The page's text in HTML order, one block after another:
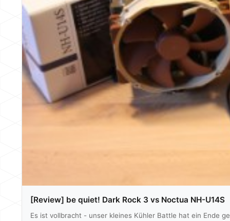
[Review] be quiet! Dark Rock 3 vs Noctua NH-U14S
Es ist vollbracht - unser kleines Kühler Battle hat ein Ende